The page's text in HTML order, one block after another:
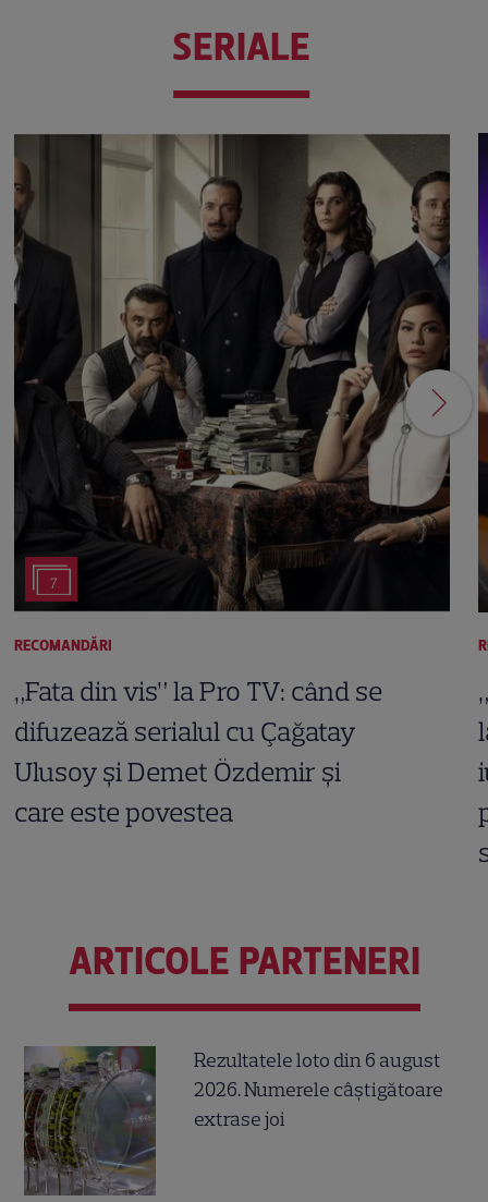
SERIALE
7
RECOMANDĂRI
„Fata din vis” la Pro TV: când se
difuzează serialul cu Çağatay
Ulusoy și Demet Özdemir și
care este povestea
ARTICOLE PARTENERI
Rezultatele loto din 6 august
2026. Numerele câștigătoare
extrase joi